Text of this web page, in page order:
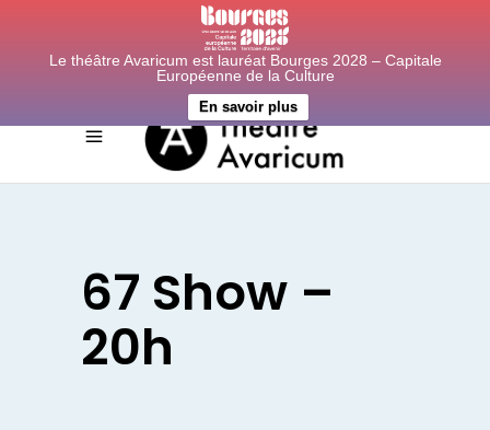
Le théâtre Avaricum est lauréat Bourges 2028 – Capitale
Européenne de la Culture
En savoir plus
67 Show –
20h